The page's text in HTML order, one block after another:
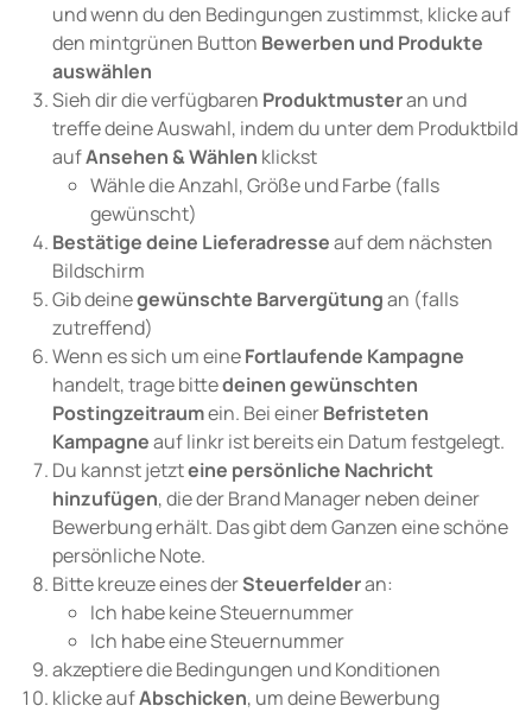
Social Media Inhalte beauftragen
USER GROUPS
Für Marken
Für Talentmanager
Für Agenturen
Preise
Ressourcen
WISSENSWERTES
Blog
Hilfe
Demo
UNTERNEHMEN
Über uns
Karriere
Partner
Presse
und wenn du den Bedingungen zustimmst, klicke auf
den mintgrünen Button Bewerben und Produkte
auswählen
Sieh dir die verfügbaren Produktmusteran und
treffe deine Auswahl, indem du unter dem Produktbild
aufAnsehen & Wählen klickst
Wähle die Anzahl, Größe und Farbe (falls
gewünscht)
Bestätige deine Lieferadresseauf dem nächsten
Bildschirm
Gib deinegewünschte Barvergütungan (falls
zutreffend)
Wenn es sich um eineFortlaufende Kampagne
handelt, trage bittedeinen gewünschten
Postingzeitraumein. Bei einerBefristeten
Kampagneauf linkr ist bereits ein Datum festgelegt.
Du kannst jetzteine persönliche Nachricht
hinzufügen, die der Brand Manager neben deiner
Bewerbung erhält. Das gibt dem Ganzen eine schöne
persönliche Note.
Bitte kreuze eines derSteuerfelderan:
Ich habe keine Steuernummer
Ich habe eine Steuernummer
akzeptiere die Bedingungen und Konditionen
klicke aufAbschicken, um deine Bewerbung